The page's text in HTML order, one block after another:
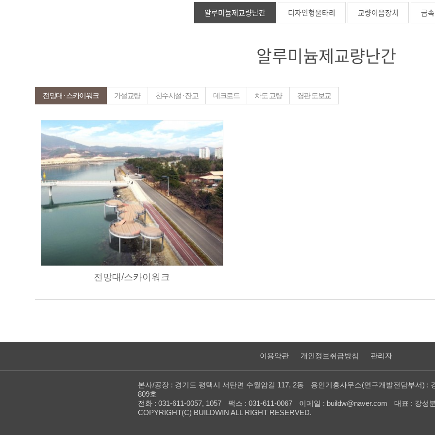
알루미늄제교량난간 디자인형울타리 교량이음장치 금
알루미늄제교량난간
전망대 ∙ 스카이워크 가설교량 친수시설 ∙ 잔교 데크로드 차도 교량 경관 도보교
전망대/스카이워크
이용약관 개인정보취급방침 관리자
본사/공장 : 경기도 평택시 서탄면 수월암길 117, 2동
용인기흥사무소(연구개발전담부서) :
809호
전화 : 031-611-0057, 1057
팩스 : 031-611-0067 이메일 : buildw@naver.com
대표 : 강성
COPYRIGHT(C) BUILDWIN ALL RIGHT RESERVED.